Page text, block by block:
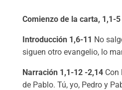
Comienzo de la carta, 1,1-
Introducción 1,6-11 No
siguen otro evangelio, lo
Narración 1,1-12 -2,14Con
de Pablo. Tú, yo, Pedro y